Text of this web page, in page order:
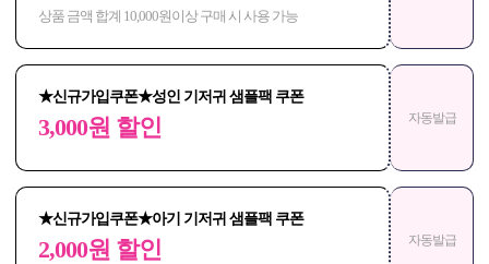
상품 금액 합계 10,000원이상 구매 시 사용 가능
★신규가입쿠폰★성인 기저귀 샘플팩 쿠폰
3,000원 할인 자동발급
★신규가입쿠폰★아기 기저귀 샘플팩 쿠폰
2,000원 할인 자동발급